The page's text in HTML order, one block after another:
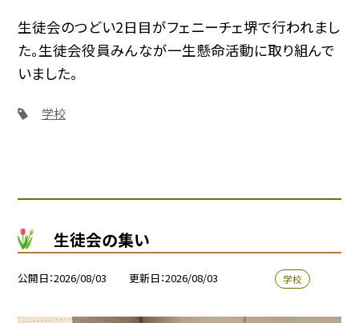
生徒会のつどい2日目がフェニーチェ堺で行われまし
た。生徒会役員みんなが一生懸命活動に取り組んで
いました。
学校
生徒会の集い
公開日 2026/08/03 更新日 2026/08/03 学校